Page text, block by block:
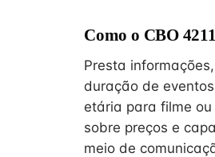
Como o CBO
Presta
duração de
etária para filme
sobre preços e
meio de